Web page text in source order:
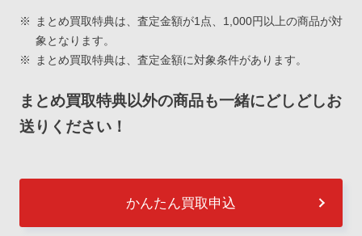
まとめ買取特典は、査定金額が1点、1,000円以上の商品が対
象となります。
まとめ買取特典は、査定金額に対象条件があります。
まとめ買取特典以外の商品も一緒にどしどしお
送りください！
かんたん買取申込